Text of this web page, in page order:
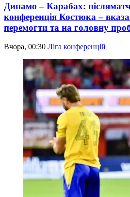
Динамо – Карабах:
конференція Костюка –
перемогти та на головну
Вчора, 00:30 Ліга конференцій